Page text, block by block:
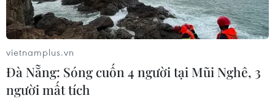
vietnamplus.vn
Đà Nẵng: Sóng cuốn 4 người tại Mũi Nghê, 3
người mất tích